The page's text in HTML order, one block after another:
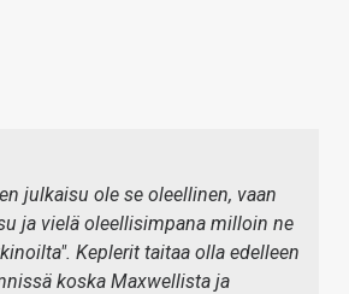
julkaisu ole se oleellinen, vaan
ja vielä oleellisimpana milloin ne
Keplerit taitaa olla edelleen
koska Maxwellista ja